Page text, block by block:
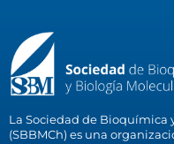
La Sociedad de Bioquímica
(SBBMCh) es una